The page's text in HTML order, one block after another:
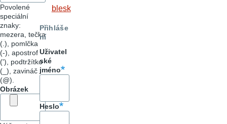
Povolené
speciální
znaky:
mezera, tečka
(.), pomlčka
(-), apostrof
('), podtržítko
(_), zavináč
(@).
Obrázek
blesk
Přihláše
ní
Uživatel
ské
jméno
Heslo